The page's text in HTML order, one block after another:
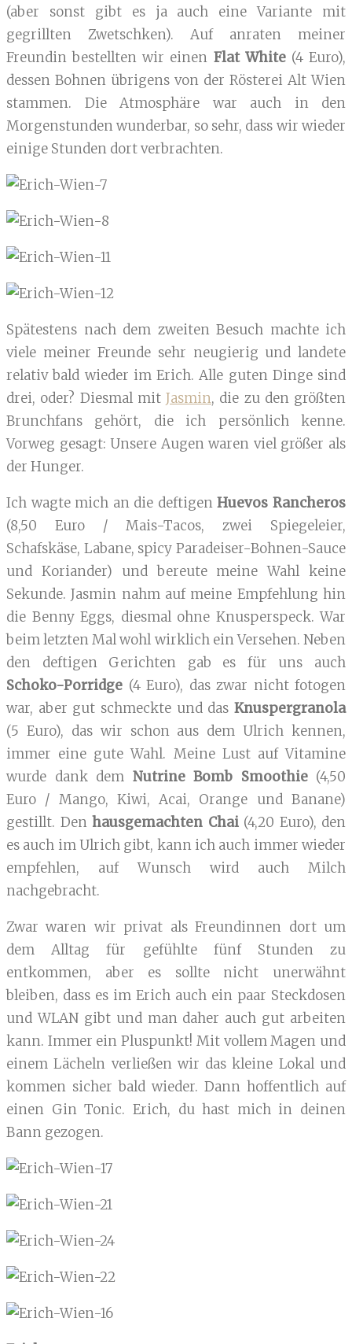
(aber sonst gibt es ja auch eine Variante mit
gegrillten Zwetschken). Auf anraten meiner
Freundin bestellten wir einen Flat White(4 Euro),
dessen Bohnen übrigens von der Rösterei Alt Wien
stammen. Die Atmosphäre war auch in den
Morgenstunden wunderbar, so sehr, dass wir wieder
einige Stunden dort verbrachten.
Spätestens nach dem zweiten Besuch machte ich
viele meiner Freunde sehr neugierig und landete
relativ bald wieder im Erich. Alle guten Dinge sind
drei, oder? Diesmal mit Jasmin, die zu den größten
Brunchfans gehört, die ich persönlich kenne.
Vorweg gesagt: Unsere Augen waren viel größer als
der Hunger.
Ich wagte mich an die deftigenHuevos Rancheros
(8,50 Euro / Mais-Tacos, zwei Spiegeleier,
Schafskäse, Labane, spicy Paradeiser-Bohnen-Sauce
und Koriander) und bereute meine Wahl keine
Sekunde. Jasmin nahm auf meine Empfehlung hin
die Benny Eggs, diesmal ohne Knusperspeck. War
beim letzten Mal wohl wirklich ein Versehen. Neben
den deftigen Gerichten gab es für uns auch
Schoko-Porridge (4 Euro), das zwar nicht fotogen
war, aber gut schmeckte und das Knuspergranola
(5 Euro), das wir schon aus dem Ulrich kennen,
immer eine gute Wahl. Meine Lust auf Vitamine
wurde dank dem Nutrine Bomb Smoothie (4,50
Euro / Mango, Kiwi, Acai, Orange und Banane)
gestillt. Den hausgemachten Chai (4,20 Euro), den
es auch im Ulrich gibt, kann ich auch immer wieder
empfehlen, auf Wunsch wird auch Milch
nachgebracht.
Zwar waren wir privat als Freundinnen dort um
dem Alltag für gefühlte fünf Stunden zu
entkommen, aber es sollte nicht unerwähnt
bleiben, dass es im Erich auch ein paar Steckdosen
und WLAN gibt und man daher auch gut arbeiten
kann. Immer ein Pluspunkt! Mit vollem Magen und
einem Lächeln verließen wir das kleine Lokal und
kommen sicher bald wieder. Dann hoffentlich auf
einen Gin Tonic. Erich, du hast mich in deinen
Bann gezogen.